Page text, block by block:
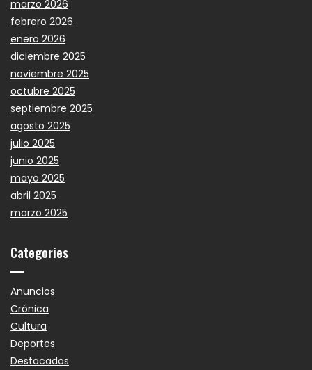
marzo 2026
febrero 2026
enero 2026
diciembre 2025
noviembre 2025
octubre 2025
septiembre 2025
agosto 2025
julio 2025
junio 2025
mayo 2025
abril 2025
marzo 2025
Categories
Anuncios
Crónica
Cultura
Deportes
Destacados